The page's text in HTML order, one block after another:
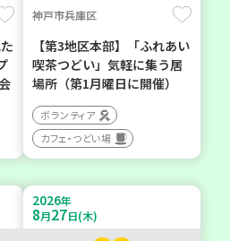
神戸市兵庫区
【第3地区本部】「ふれあい
喫茶つどい」気軽に集う居
場所（第1月曜日に開催）
ボランティア
カフェ・つどい場
2026年
8月27日(木)